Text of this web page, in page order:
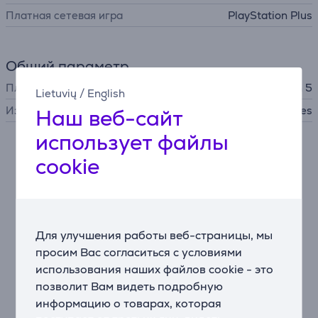
Lietuvių / English
Наш веб-сайт
использует файлы
cookie
Для улучшения работы веб-страницы, мы
просим Вас согласиться с условиями
использования наших файлов cookie - это
позволит Вам видеть подробную
информацию о товарах, которая
Платная сетевая игра PlayStation Plus
Общий параметр
Платформа
PlayStation 5
Издатель
EA Games
Описание
эксклюзивные награды и пр.
Phantom Squad: 4 скина для бойцов – Crossbones,
Mirage, Specter, Wraith
«Glimmer» – скин для оружия ближнего боя
«Shrouded» – набор оружия M433